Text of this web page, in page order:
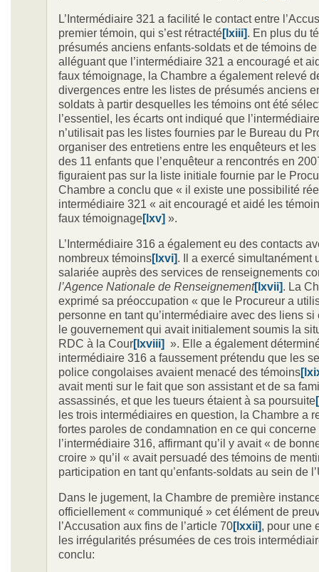
L’Intermédiaire 321 a facilité le contact entre
premier témoin, qui s’est rétracté[lxiii] . En plus du
présumés anciens enfants-soldats et de témoins
alléguant que l’intermédiaire 321 a encouragé et
faux témoignage, la Chambre a également relevé
divergences entre les listes de présumés anciens
soldats à partir desquelles les témoins ont été
l’essentiel, les écarts ont indiqué que
n’utilisait pas les listes fournies par le Bureau du
organiser des entretiens entre les enquêteurs et les
des 11 enfants que l’enquêteur a rencontrés en
figuraient pas sur la liste initiale fournie par le
Chambre a conclu que « il existe une possibilité
intermédiaire 321 « ait encouragé et aidé les
faux témoignage[lxv] ».
L’Intermédiaire 316 a également eu des contacts
nombreux témoins[lxvi] . Il a exercé simultanément
salariée auprès des services de renseignements
l’Agence Nationale de Renseignement[lxvii] . La
exprimé sa préoccupation « que le Procureur a
personne en tant qu’intermédiaire avec des liens si
le gouvernement qui avait initialement soumis la
RDC à la Cour[lxviii] ». Elle a également
intermédiaire 316 a faussement prétendu que les
police congolaises avaient menacé des témoins
avait menti sur le fait que son assistant et de sa
assassinés, et que les tueurs étaient à sa poursuite
les trois intermédiaires en question, la Chambre a
fortes paroles de condamnation en ce qui concerne
l’intermédiaire 316, affirmant qu’il y avait « de
croire » qu’il « avait persuadé des témoins de
participation en tant qu’enfants-soldats au sein de
Dans le jugement, la Chambre de première
officiellement « communiqué » cet élément de
l’Accusation aux fins de l’article 70[lxxii] , pour une
les irrégularités présumées de ces trois
conclu: